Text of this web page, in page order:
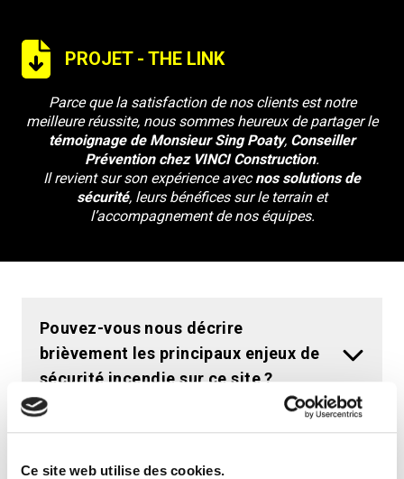
Ce site web utilise des cookies.
PROJET - THE LINK
Parce que la satisfaction de nos clients est notre
meilleure réussite, nous sommes heureux de partager le
témoignage de Monsieur Sing Poaty, Conseiller
Prévention chez VINCI Construction.
Il revient sur son expérience avecnos solutions de
sécurité, leurs bénéfices sur le terrain et
l’accompagnement de nos équipes.
Pouvez-vous nous décrire
brièvement les principaux enjeux de
sécurité incendie sur ce site ?
Fire Alert de PRODOMO et de leur